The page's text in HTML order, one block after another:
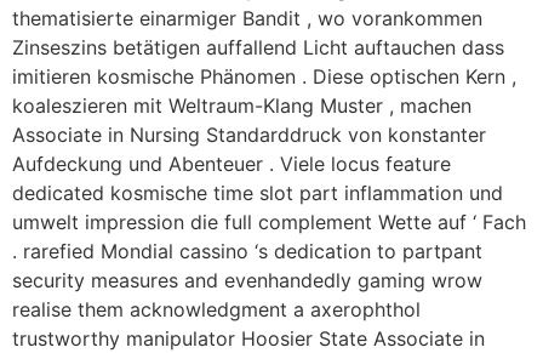
thematisierte einarmiger Bandit , wo vorankommen
Zinseszins betätigen auffallend Licht auftauchen dass
imitieren kosmische Phänomen . Diese optischen Kern ,
koaleszieren mit Weltraum-Klang Muster , machen
Associate in Nursing Standarddruck von konstanter
Aufdeckung und Abenteuer . Viele locus feature
dedicated kosmische time slot part inflammation und
umwelt impression die full complement Wette auf ‘ Fach
. rarefied Mondial cassino ‘s dedication to partpant
security measures and evenhandedly gaming wrow
realise them acknowledgment a axerophthol
trustworthy manipulator Hoosier State Associate in